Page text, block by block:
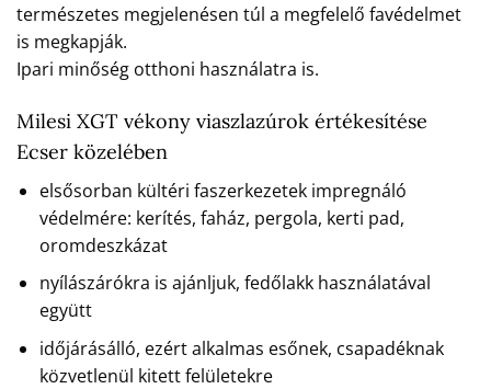
természetes megjelenésen túl a megfelelő favédelmet
is megkapják.
Ipari minőség otthoni használatra is.
Milesi XGT vékony viaszlazúrok értékesítése
Ecser közelében
elsősorban kültéri faszerkezetek impregnáló
védelmére: kerítés, faház, pergola, kerti pad,
oromdeszkázat
nyílászárókra is ajánljuk, fedőlakk használatával
együtt
időjárásálló, ezért alkalmas esőnek, csapadéknak
közvetlenül kitett felületekre